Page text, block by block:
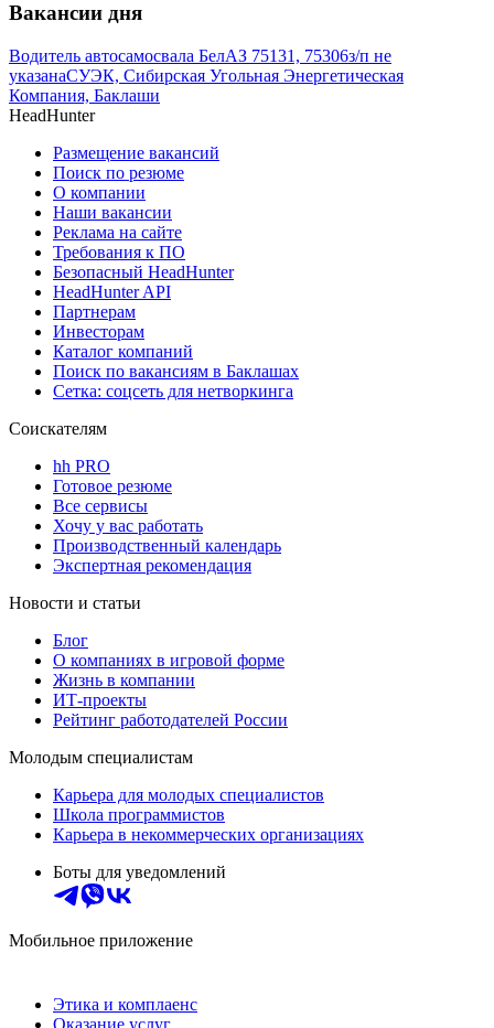
Вакансии дня
Водитель автосамосвала БелАЗ 75131, 75306з/п не
указанаСУЭК, Сибирская Угольная Энергетическая
Компания, Баклаши
HeadHunter
Размещение вакансий
Поиск по резюме
О компании
Наши вакансии
Реклама на сайте
Требования к ПО
Безопасный HeadHunter
HeadHunter API
Партнерам
Инвесторам
Каталог компаний
Поиск по вакансиям в Баклашах
Сетка: соцсеть для нетворкинга
Соискателям
hh PRO
Готовое резюме
Все сервисы
Хочу у вас работать
Производственный календарь
Экспертная рекомендация
Новости и статьи
Блог
О компаниях в игровой форме
Жизнь в компании
ИТ-проекты
Рейтинг работодателей России
Молодым специалистам
Карьера для молодых специалистов
Школа программистов
Карьера в некоммерческих организациях
Боты для уведомлений
Мобильное приложение
Этика и комплаенс